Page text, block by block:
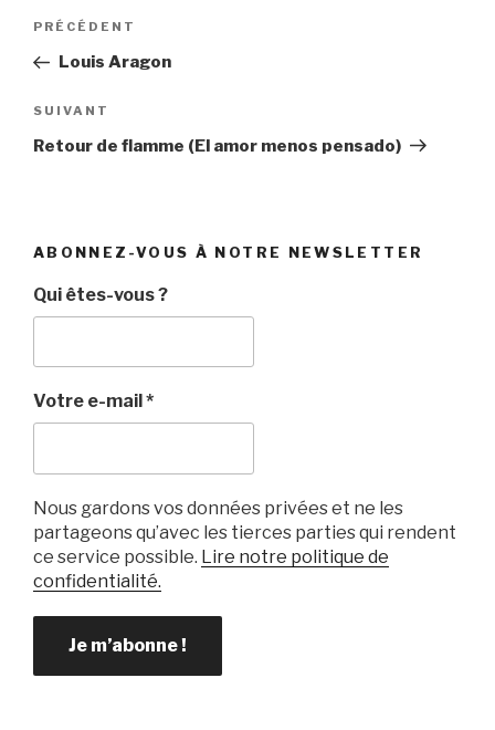
Navigation
l’article
Article
précédent
PRÉCÉDENT
Louis Aragon
Article
suivant
SUIVANT
Retour de flamme (El amor menos pensado)
ABONNEZ-VOUS À NOTRE NEWSLETTER
Qui êtes-vous ?
Votre e-mail *
Nous gardons vos données privées et ne les
partageons qu’avec les tierces parties qui rendent
ce service possible. Lire notre politique de
confidentialité.